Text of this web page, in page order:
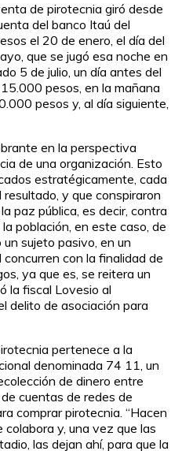
de pirotecnia giró desde
del banco Itaú del
el 20 de enero, el día del
que se jugó esa noche en
5 de julio, un día antes del
pesos, en la mañana
pesos y, al día siguiente,
en la perspectiva
de una organización. Esto
estratégicamente, cada
resultado, y que conspiraron
paz pública, es decir, contra
población, en este caso, de
sujeto pasivo, en un
con la finalidad de
ya que es, se reitera un
la fiscal Lovesio al
delito de asociación para
pertenece a la
denominada 74 11, un
de dinero entre
cuentas de redes de
comprar pirotecnia. “Hacen
y, una vez que las
las dejan ahí, para que la